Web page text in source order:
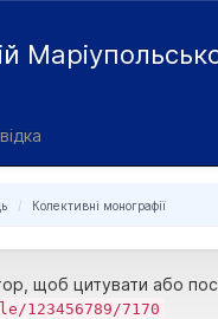
Колективні монографії
щоб цитувати або
7170